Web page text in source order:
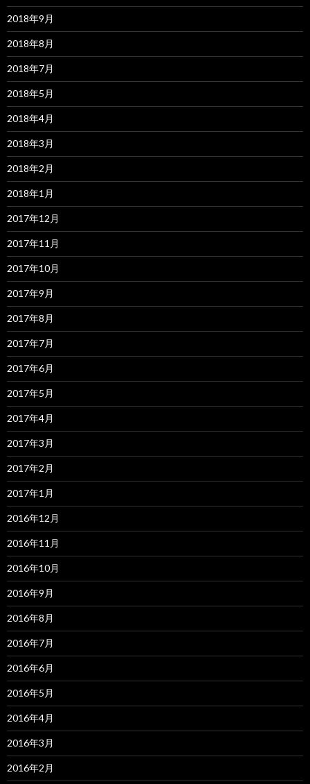
2018年9月
2018年8月
2018年7月
2018年5月
2018年4月
2018年3月
2018年2月
2018年1月
2017年12月
2017年11月
2017年10月
2017年9月
2017年8月
2017年7月
2017年6月
2017年5月
2017年4月
2017年3月
2017年2月
2017年1月
2016年12月
2016年11月
2016年10月
2016年9月
2016年8月
2016年7月
2016年6月
2016年5月
2016年4月
2016年3月
2016年2月